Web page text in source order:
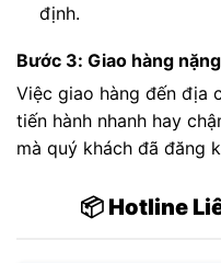
định.
Bước 3: Giao hàng
Việc giao hàng đến địa
tiến hành nhanh hay
mà quý khách đã đăng
📦 Hotline